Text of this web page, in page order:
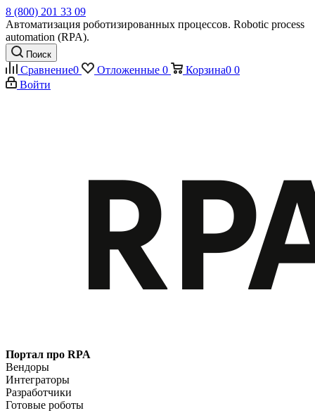
8 (800) 201 33 09
Автоматизация роботизированных процессов. Robotic process
automation (RPA).
Поиск
Сравнение0 Отложенные 0 Корзина0 0
Войти
Портал про RPA
Вендоры
Интеграторы
Разработчики
Готовые роботы